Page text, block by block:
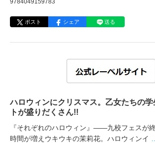
9784049159783
ポスト シェア 送る
ハロウィンにクリスマス。乙女たちの
トが盛りだくさん!!
『それぞれのハロウィン』――九校フェスが
時間が増えウキウキの茉莉花。ハロウィンイ